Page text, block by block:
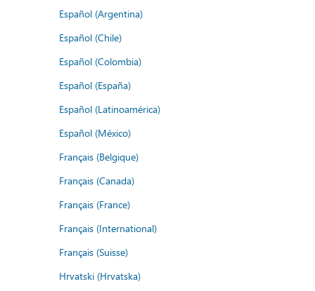
Español (Argentina)
Español (Chile)
Español (Colombia)
Español (España)
Español (Latinoamérica)
Español (México)
Français (Belgique)
Français (Canada)
Français (France)
Français (International)
Français (Suisse)
Hrvatski (Hrvatska)